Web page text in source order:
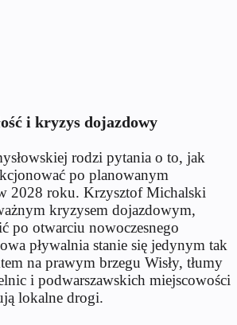
i kryzys dojazdowy
rodzi pytania o to, jak
po planowanym
2028 roku. Krzysztof Michalski
kryzysem dojazdowym,
po otwarciu nowoczesnego
pływalnia stanie się jedynym tak
na prawym brzegu Wisły, tłumy
i podwarszawskich miejscowości
lokalne drogi.